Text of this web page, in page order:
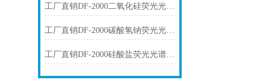
工厂直销DF-2000二氧化硅荧光光谱仪技术参数
工厂直销DF-2000碳酸氢钠荧光光谱仪技术参数
工厂直销DF-2000硅酸盐荧光光谱仪技术参数